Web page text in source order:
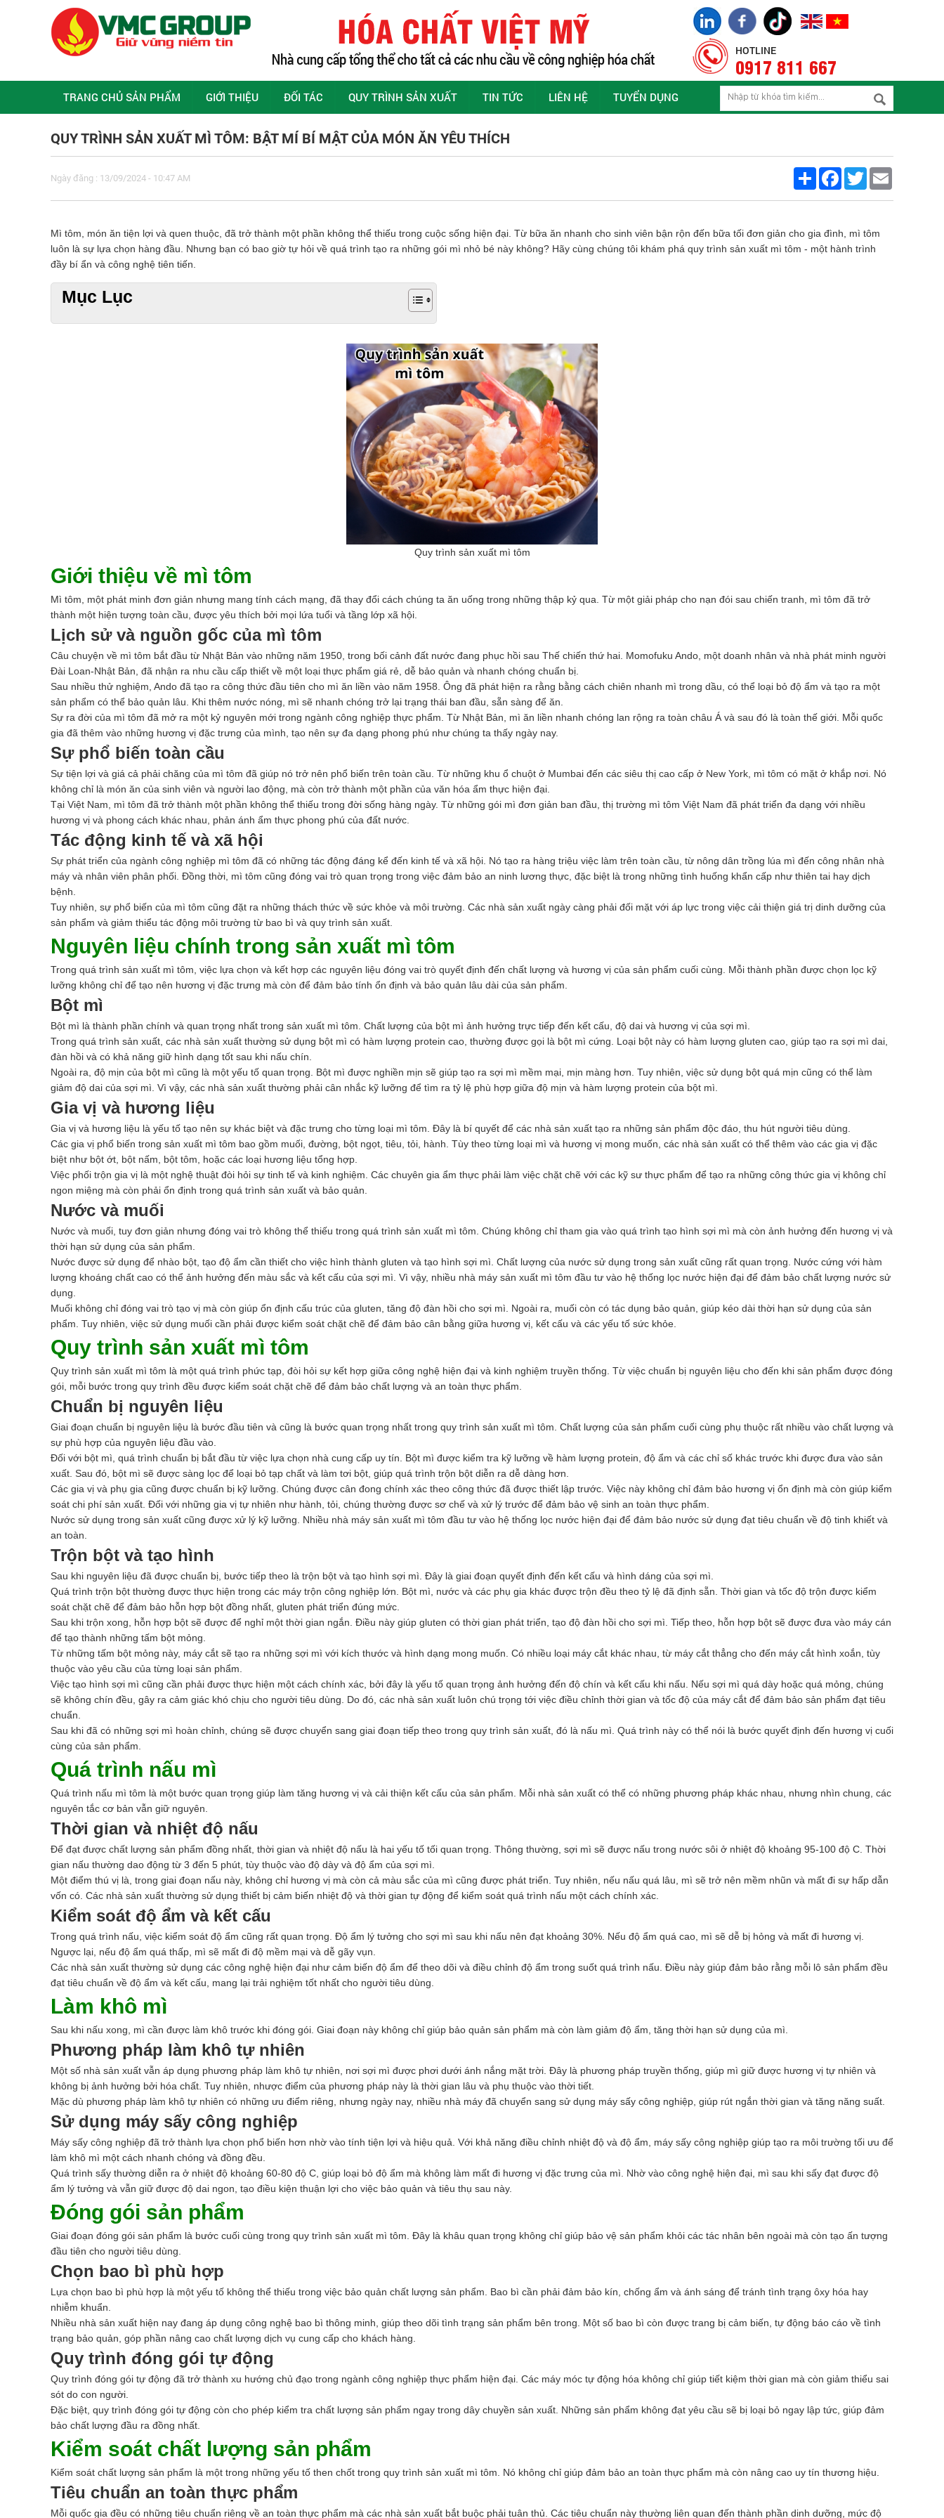
HOTLINE
0917 811 667
TRANG CHỦ SẢN PHẨM GIỚI THIỆU ĐỐI TÁC QUY TRÌNH SẢN XUẤT TIN TỨC LIÊN HỆ TUYỂN DỤNG
QUY TRÌNH SẢN XUẤT MÌ TÔM: BẬT MÍ BÍ MẬT CỦA MÓN ĂN YÊU THÍCH
Ngày đăng : 13/09/2024 - 10:47 AM
Share FacebookTwitter
Mì tôm, món ăn tiện lợi và quen thuộc, đã trở thành một phần không thể thiếu trong cuộc sống hiện đại. Từ bữa ăn nhanh cho sinh viên bận rộn đến bữa tối đơn giản cho gia đình, mì tôm
luôn là sự lựa chọn hàng đầu. Nhưng bạn có bao giờ tự hỏi về quá trình tạo ra những gói mì nhỏ bé này không? Hãy cùng chúng tôi khám phá quy trình sản xuất mì tôm - một hành trình
đầy bí ẩn và công nghệ tiên tiến.
Mục Lục
Quy trình sản xuất mì tôm
Giới thiệu về mì tôm
Mì tôm, một phát minh đơn giản nhưng mang tính cách mạng, đã thay đổi cách chúng ta ăn uống trong những thập kỷ qua. Từ một giải pháp cho nạn đói sau chiến tranh, mì tôm đã trở
thành một hiện tượng toàn cầu, được yêu thích bởi mọi lứa tuổi và tầng lớp xã hội.
Lịch sử và nguồn gốc của mì tôm
Câu chuyện về mì tôm bắt đầu từ Nhật Bản vào những năm 1950, trong bối cảnh đất nước đang phục hồi sau Thế chiến thứ hai. Momofuku Ando, một doanh nhân và nhà phát minh người
Đài Loan-Nhật Bản, đã nhận ra nhu cầu cấp thiết về một loại thực phẩm giá rẻ, dễ bảo quản và nhanh chóng chuẩn bị.
Sau nhiều thử nghiệm, Ando đã tạo ra công thức đầu tiên cho mì ăn liền vào năm 1958. Ông đã phát hiện ra rằng bằng cách chiên nhanh mì trong dầu, có thể loại bỏ độ ẩm và tạo ra một
sản phẩm có thể bảo quản lâu. Khi thêm nước nóng, mì sẽ nhanh chóng trở lại trạng thái ban đầu, sẵn sàng để ăn.
Sự ra đời của mì tôm đã mở ra một kỷ nguyên mới trong ngành công nghiệp thực phẩm. Từ Nhật Bản, mì ăn liền nhanh chóng lan rộng ra toàn châu Á và sau đó là toàn thế giới. Mỗi quốc
gia đã thêm vào những hương vị đặc trưng của mình, tạo nên sự đa dạng phong phú như chúng ta thấy ngày nay.
Sự phổ biến toàn cầu
Sự tiện lợi và giá cả phải chăng của mì tôm đã giúp nó trở nên phổ biến trên toàn cầu. Từ những khu ổ chuột ở Mumbai đến các siêu thị cao cấp ở New York, mì tôm có mặt ở khắp nơi. Nó
không chỉ là món ăn của sinh viên và người lao động, mà còn trở thành một phần của văn hóa ẩm thực hiện đại.
Tại Việt Nam, mì tôm đã trở thành một phần không thể thiếu trong đời sống hàng ngày. Từ những gói mì đơn giản ban đầu, thị trường mì tôm Việt Nam đã phát triển đa dạng với nhiều
hương vị và phong cách khác nhau, phản ánh ẩm thực phong phú của đất nước.
Tác động kinh tế và xã hội
Sự phát triển của ngành công nghiệp mì tôm đã có những tác động đáng kể đến kinh tế và xã hội. Nó tạo ra hàng triệu việc làm trên toàn cầu, từ nông dân trồng lúa mì đến công nhân nhà
máy và nhân viên phân phối. Đồng thời, mì tôm cũng đóng vai trò quan trọng trong việc đảm bảo an ninh lương thực, đặc biệt là trong những tình huống khẩn cấp như thiên tai hay dịch
bệnh.
Tuy nhiên, sự phổ biến của mì tôm cũng đặt ra những thách thức về sức khỏe và môi trường. Các nhà sản xuất ngày càng phải đối mặt với áp lực trong việc cải thiện giá trị dinh dưỡng của
sản phẩm và giảm thiểu tác động môi trường từ bao bì và quy trình sản xuất.
Nguyên liệu chính trong sản xuất mì tôm
Trong quá trình sản xuất mì tôm, việc lựa chọn và kết hợp các nguyên liệu đóng vai trò quyết định đến chất lượng và hương vị của sản phẩm cuối cùng. Mỗi thành phần được chọn lọc kỹ
lưỡng không chỉ để tạo nên hương vị đặc trưng mà còn để đảm bảo tính ổn định và bảo quản lâu dài của sản phẩm.
Bột mì
Bột mì là thành phần chính và quan trọng nhất trong sản xuất mì tôm. Chất lượng của bột mì ảnh hưởng trực tiếp đến kết cấu, độ dai và hương vị của sợi mì.
Trong quá trình sản xuất, các nhà sản xuất thường sử dụng bột mì có hàm lượng protein cao, thường được gọi là bột mì cứng. Loại bột này có hàm lượng gluten cao, giúp tạo ra sợi mì dai,
đàn hồi và có khả năng giữ hình dạng tốt sau khi nấu chín.
Ngoài ra, độ mịn của bột mì cũng là một yếu tố quan trọng. Bột mì được nghiền mịn sẽ giúp tạo ra sợi mì mềm mại, mịn màng hơn. Tuy nhiên, việc sử dụng bột quá mịn cũng có thể làm
giảm độ dai của sợi mì. Vì vậy, các nhà sản xuất thường phải cân nhắc kỹ lưỡng để tìm ra tỷ lệ phù hợp giữa độ mịn và hàm lượng protein của bột mì.
Gia vị và hương liệu
Gia vị và hương liệu là yếu tố tạo nên sự khác biệt và đặc trưng cho từng loại mì tôm. Đây là bí quyết để các nhà sản xuất tạo ra những sản phẩm độc đáo, thu hút người tiêu dùng.
Các gia vị phổ biến trong sản xuất mì tôm bao gồm muối, đường, bột ngọt, tiêu, tỏi, hành. Tùy theo từng loại mì và hương vị mong muốn, các nhà sản xuất có thể thêm vào các gia vị đặc
biệt như bột ớt, bột nấm, bột tôm, hoặc các loại hương liệu tổng hợp.
Việc phối trộn gia vị là một nghệ thuật đòi hỏi sự tinh tế và kinh nghiệm. Các chuyên gia ẩm thực phải làm việc chặt chẽ với các kỹ sư thực phẩm để tạo ra những công thức gia vị không chỉ
ngon miệng mà còn phải ổn định trong quá trình sản xuất và bảo quản.
Nước và muối
Nước và muối, tuy đơn giản nhưng đóng vai trò không thể thiếu trong quá trình sản xuất mì tôm. Chúng không chỉ tham gia vào quá trình tạo hình sợi mì mà còn ảnh hưởng đến hương vị và
thời hạn sử dụng của sản phẩm.
Nước được sử dụng để nhào bột, tạo độ ẩm cần thiết cho việc hình thành gluten và tạo hình sợi mì. Chất lượng của nước sử dụng trong sản xuất cũng rất quan trọng. Nước cứng với hàm
lượng khoáng chất cao có thể ảnh hưởng đến màu sắc và kết cấu của sợi mì. Vì vậy, nhiều nhà máy sản xuất mì tôm đầu tư vào hệ thống lọc nước hiện đại để đảm bảo chất lượng nước sử
dụng.
Muối không chỉ đóng vai trò tạo vị mà còn giúp ổn định cấu trúc của gluten, tăng độ đàn hồi cho sợi mì. Ngoài ra, muối còn có tác dụng bảo quản, giúp kéo dài thời hạn sử dụng của sản
phẩm. Tuy nhiên, việc sử dụng muối cần phải được kiểm soát chặt chẽ để đảm bảo cân bằng giữa hương vị, kết cấu và các yếu tố sức khỏe.
Quy trình sản xuất mì tôm
Quy trình sản xuất mì tôm là một quá trình phức tạp, đòi hỏi sự kết hợp giữa công nghệ hiện đại và kinh nghiệm truyền thống. Từ việc chuẩn bị nguyên liệu cho đến khi sản phẩm được đóng
gói, mỗi bước trong quy trình đều được kiểm soát chặt chẽ để đảm bảo chất lượng và an toàn thực phẩm.
Chuẩn bị nguyên liệu
Giai đoạn chuẩn bị nguyên liệu là bước đầu tiên và cũng là bước quan trọng nhất trong quy trình sản xuất mì tôm. Chất lượng của sản phẩm cuối cùng phụ thuộc rất nhiều vào chất lượng và
sự phù hợp của nguyên liệu đầu vào.
Đối với bột mì, quá trình chuẩn bị bắt đầu từ việc lựa chọn nhà cung cấp uy tín. Bột mì được kiểm tra kỹ lưỡng về hàm lượng protein, độ ẩm và các chỉ số khác trước khi được đưa vào sản
xuất. Sau đó, bột mì sẽ được sàng lọc để loại bỏ tạp chất và làm tơi bột, giúp quá trình trộn bột diễn ra dễ dàng hơn.
Các gia vị và phụ gia cũng được chuẩn bị kỹ lưỡng. Chúng được cân đong chính xác theo công thức đã được thiết lập trước. Việc này không chỉ đảm bảo hương vị ổn định mà còn giúp kiểm
soát chi phí sản xuất. Đối với những gia vị tự nhiên như hành, tỏi, chúng thường được sơ chế và xử lý trước để đảm bảo vệ sinh an toàn thực phẩm.
Nước sử dụng trong sản xuất cũng được xử lý kỹ lưỡng. Nhiều nhà máy sản xuất mì tôm đầu tư vào hệ thống lọc nước hiện đại để đảm bảo nước sử dụng đạt tiêu chuẩn về độ tinh khiết và
an toàn.
Trộn bột và tạo hình
Sau khi nguyên liệu đã được chuẩn bị, bước tiếp theo là trộn bột và tạo hình sợi mì. Đây là giai đoạn quyết định đến kết cấu và hình dáng của sợi mì.
Quá trình trộn bột thường được thực hiện trong các máy trộn công nghiệp lớn. Bột mì, nước và các phụ gia khác được trộn đều theo tỷ lệ đã định sẵn. Thời gian và tốc độ trộn được kiểm
soát chặt chẽ để đảm bảo hỗn hợp bột đồng nhất, gluten phát triển đúng mức.
Sau khi trộn xong, hỗn hợp bột sẽ được để nghỉ một thời gian ngắn. Điều này giúp gluten có thời gian phát triển, tạo độ đàn hồi cho sợi mì. Tiếp theo, hỗn hợp bột sẽ được đưa vào máy cán
để tạo thành những tấm bột mỏng.
Từ những tấm bột mỏng này, máy cắt sẽ tạo ra những sợi mì với kích thước và hình dạng mong muốn. Có nhiều loại máy cắt khác nhau, từ máy cắt thẳng cho đến máy cắt hình xoắn, tùy
thuộc vào yêu cầu của từng loại sản phẩm.
Việc tạo hình sợi mì cũng cần phải được thực hiện một cách chính xác, bởi đây là yếu tố quan trọng ảnh hưởng đến độ chín và kết cấu khi nấu. Nếu sợi mì quá dày hoặc quá mỏng, chúng
sẽ không chín đều, gây ra cảm giác khó chịu cho người tiêu dùng. Do đó, các nhà sản xuất luôn chú trọng tới việc điều chỉnh thời gian và tốc độ của máy cắt để đảm bảo sản phẩm đạt tiêu
chuẩn.
Sau khi đã có những sợi mì hoàn chỉnh, chúng sẽ được chuyển sang giai đoạn tiếp theo trong quy trình sản xuất, đó là nấu mì. Quá trình này có thể nói là bước quyết định đến hương vị cuối
cùng của sản phẩm.
Quá trình nấu mì
Quá trình nấu mì tôm là một bước quan trọng giúp làm tăng hương vị và cải thiện kết cấu của sản phẩm. Mỗi nhà sản xuất có thể có những phương pháp khác nhau, nhưng nhìn chung, các
nguyên tắc cơ bản vẫn giữ nguyên.
Thời gian và nhiệt độ nấu
Để đạt được chất lượng sản phẩm đồng nhất, thời gian và nhiệt độ nấu là hai yếu tố tối quan trọng. Thông thường, sợi mì sẽ được nấu trong nước sôi ở nhiệt độ khoảng 95-100 độ C. Thời
gian nấu thường dao động từ 3 đến 5 phút, tùy thuộc vào độ dày và độ ẩm của sợi mì.
Một điểm thú vị là, trong giai đoạn nấu này, không chỉ hương vị mà còn cả màu sắc của mì cũng được phát triển. Tuy nhiên, nếu nấu quá lâu, mì sẽ trở nên mềm nhũn và mất đi sự hấp dẫn
vốn có. Các nhà sản xuất thường sử dụng thiết bị cảm biến nhiệt độ và thời gian tự động để kiểm soát quá trình nấu một cách chính xác.
Kiểm soát độ ẩm và kết cấu
Trong quá trình nấu, việc kiểm soát độ ẩm cũng rất quan trọng. Độ ẩm lý tưởng cho sợi mì sau khi nấu nên đạt khoảng 30%. Nếu độ ẩm quá cao, mì sẽ dễ bị hỏng và mất đi hương vị.
Ngược lại, nếu độ ẩm quá thấp, mì sẽ mất đi độ mềm mại và dễ gãy vụn.
Các nhà sản xuất thường sử dụng các công nghệ hiện đại như cảm biến độ ẩm để theo dõi và điều chỉnh độ ẩm trong suốt quá trình nấu. Điều này giúp đảm bảo rằng mỗi lô sản phẩm đều
đạt tiêu chuẩn về độ ẩm và kết cấu, mang lại trải nghiệm tốt nhất cho người tiêu dùng.
Làm khô mì
Sau khi nấu xong, mì cần được làm khô trước khi đóng gói. Giai đoạn này không chỉ giúp bảo quản sản phẩm mà còn làm giảm độ ẩm, tăng thời hạn sử dụng của mì.
Phương pháp làm khô tự nhiên
Một số nhà sản xuất vẫn áp dụng phương pháp làm khô tự nhiên, nơi sợi mì được phơi dưới ánh nắng mặt trời. Đây là phương pháp truyền thống, giúp mì giữ được hương vị tự nhiên và
không bị ảnh hưởng bởi hóa chất. Tuy nhiên, nhược điểm của phương pháp này là thời gian lâu và phụ thuộc vào thời tiết.
Mặc dù phương pháp làm khô tự nhiên có những ưu điểm riêng, nhưng ngày nay, nhiều nhà máy đã chuyển sang sử dụng máy sấy công nghiệp, giúp rút ngắn thời gian và tăng năng suất.
Sử dụng máy sấy công nghiệp
Máy sấy công nghiệp đã trở thành lựa chọn phổ biến hơn nhờ vào tính tiện lợi và hiệu quả. Với khả năng điều chỉnh nhiệt độ và độ ẩm, máy sấy công nghiệp giúp tạo ra môi trường tối ưu để
làm khô mì một cách nhanh chóng và đồng đều.
Quá trình sấy thường diễn ra ở nhiệt độ khoảng 60-80 độ C, giúp loại bỏ độ ẩm mà không làm mất đi hương vị đặc trưng của mì. Nhờ vào công nghệ hiện đại, mì sau khi sấy đạt được độ
ẩm lý tưởng và vẫn giữ được độ dai ngon, tạo điều kiện thuận lợi cho việc bảo quản và tiêu thụ sau này.
Đóng gói sản phẩm
Giai đoạn đóng gói sản phẩm là bước cuối cùng trong quy trình sản xuất mì tôm. Đây là khâu quan trọng không chỉ giúp bảo vệ sản phẩm khỏi các tác nhân bên ngoài mà còn tạo ấn tượng
đầu tiên cho người tiêu dùng.
Chọn bao bì phù hợp
Lựa chọn bao bì phù hợp là một yếu tố không thể thiếu trong việc bảo quản chất lượng sản phẩm. Bao bì cần phải đảm bảo kín, chống ẩm và ánh sáng để tránh tình trạng ôxy hóa hay
nhiễm khuẩn.
Nhiều nhà sản xuất hiện nay đang áp dụng công nghệ bao bì thông minh, giúp theo dõi tình trạng sản phẩm bên trong. Một số bao bì còn được trang bị cảm biến, tự động báo cáo về tình
trạng bảo quản, góp phần nâng cao chất lượng dịch vụ cung cấp cho khách hàng.
Quy trình đóng gói tự động
Quy trình đóng gói tự động đã trở thành xu hướng chủ đạo trong ngành công nghiệp thực phẩm hiện đại. Các máy móc tự động hóa không chỉ giúp tiết kiệm thời gian mà còn giảm thiểu sai
sót do con người.
Đặc biệt, quy trình đóng gói tự động còn cho phép kiểm tra chất lượng sản phẩm ngay trong dây chuyền sản xuất. Những sản phẩm không đạt yêu cầu sẽ bị loại bỏ ngay lập tức, giúp đảm
bảo chất lượng đầu ra đồng nhất.
Kiểm soát chất lượng sản phẩm
Kiểm soát chất lượng sản phẩm là một trong những yếu tố then chốt trong quy trình sản xuất mì tôm. Nó không chỉ giúp đảm bảo an toàn thực phẩm mà còn nâng cao uy tín thương hiệu.
Tiêu chuẩn an toàn thực phẩm
Mỗi quốc gia đều có những tiêu chuẩn riêng về an toàn thực phẩm mà các nhà sản xuất bắt buộc phải tuân thủ. Các tiêu chuẩn này thường liên quan đến thành phần dinh dưỡng, mức độ